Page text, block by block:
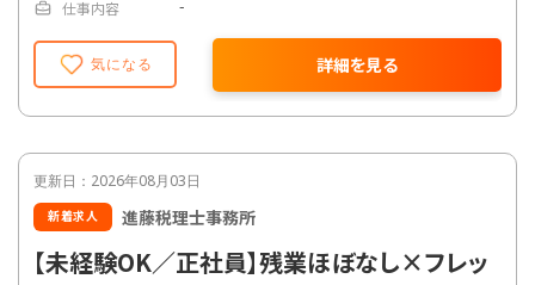
気になる 詳細を見る
仕事内容 -
更新日：2026年08月03日
新着求人 進藤税理士事務所
【未経験OK／正社員】残業ほぼなし×フレッ